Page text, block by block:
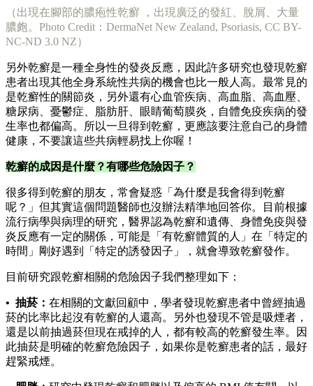
（出現在腳部的膿疱性乾癬 ，出現廣泛的發紅、脫屑、大量
膿皰。Photo Credit：DermaNet New Zealand, Psoriasis, CC BY-
NC-ND 3.0 NZ）
另外乾癬是一種全身性的發炎反應，因此許多研究也發現乾癬
患者出現其他全身系統性共病的機會也比一般人高。最常見的
是乾癬性的關節炎，另外還有心血管疾病、高血脂、高血壓、
糖尿病、憂鬱症、脂肪肝、眼睛葡萄膜炎，自體免疫疾病的發
生率也都偏高。所以一旦得到乾癬，更應該要注意自己的身體
健康，不要讓這些共病輕易找上你喔！
乾癬的成因是什麼？有哪些危險因子？
很多得到乾癬的朋友，常會疑惑「為什麼是我會得到乾癬
呢？」但其實這個問題醫師也沒辦法精準地回答你。目前根據
流行病學與病理的研究，醫界認為乾癬和遺傳、身體免疫與發
炎反應有一定的關係，可能是「有乾癬體質的人」在「特定的
時間」剛好遇到「特定的誘發因子」，就會導致乾癬發作。
目前研究跟乾癬相關的危險因子我們整理如下：
• 抽菸： 在相關的文獻回顧中，學者發現乾癬患者中曾經抽過
菸的比率比起沒有乾癬的人還高。另外也發現不管是吸煙者，
還是以前抽過菸但現在戒掉的人，都有較高的乾癬發生率。因
此抽菸是明確的乾癬危險因子，如果你是乾癬患者的話，最好
趕緊戒煙。